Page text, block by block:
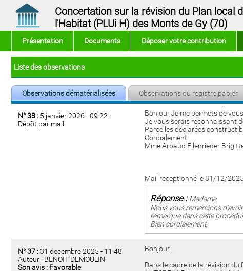
Concertation sur la révision du Plan
l'Habitat (PLUi H) des Monts de Gy (70)
Présentation Documents Déposer votre contribution
Liste des observations
Observations dématérialisées Observations du registre papier
N° 38 : 5 janvier 2026 - 09:22
Dépôt par mail
Bonjour,Je me permets de
Je vous serais reconnaissant
Parcelles déclarées
Cordialement
Mme Arbaud Ellenrieder
Mail receptionné le 31/12/
Réponse :Madame,
Nous vous remercions
remarque dans cette
Bien cordialement,
N° 37 :31 decembre 2025 - 11:48
Auteur : BENOIT DEMOULIN
Son avis : Favorable
Bonjour .
Dans le cadre de la révision